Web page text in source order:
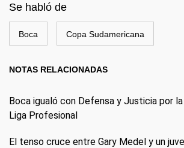
Se habló de
Boca Copa Sudamericana
NOTAS RELACIONADAS
Boca igualó con Defensa y Justicia por
Liga Profesional
El tenso cruce entre Gary Medel y un